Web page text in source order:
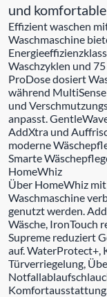
und
Effizient waschen
Waschmaschine
Waschzyklen und
ProDose dosiert
während
und
anpasst.
AddXtra und
moderne
Smarte
HomeWhiz
Über HomeWhiz
Waschmaschine
genutzt werden.
Wäsche, IronTouch
Supreme reduziert
auf. WaterProtect+,
Türverriegelung,
Komfortausstattung.